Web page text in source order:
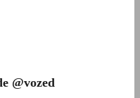
@vozed